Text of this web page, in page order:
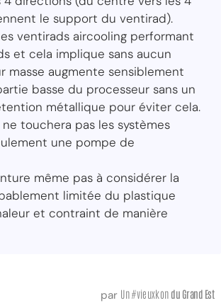
le support du ventirad).
ventirads aircooling performant
et cela implique sans aucun
masse augmente sensiblement
basse du processeur sans un
métallique pour éviter cela.
touchera pas les systèmes
une pompe de
même pas à considérer la
limitée du plastique
et contraint de manière
par Un #vieuxkon du Grand Est